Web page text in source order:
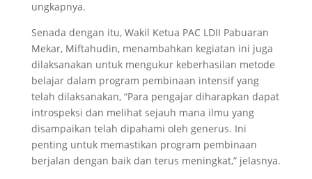
ungkapnya.
Senada dengan itu, Wakil Ketua PAC LDII Pabuaran
Mekar, Miftahudin, menambahkan kegiatan ini juga
dilaksanakan untuk mengukur keberhasilan metode
belajar dalam program pembinaan intensif yang
telah dilaksanakan, “Para pengajar diharapkan dapat
introspeksi dan melihat sejauh mana ilmu yang
disampaikan telah dipahami oleh generus. Ini
penting untuk memastikan program pembinaan
berjalan dengan baik dan terus meningkat,” jelasnya.